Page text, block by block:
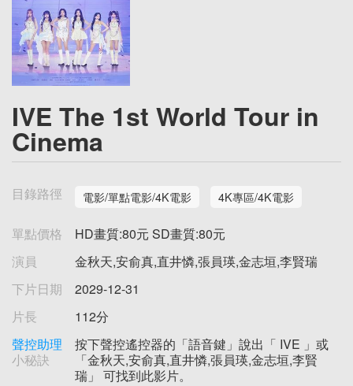
IVE The 1st World Tour in
Cinema
目錄路徑 電影/單點電影/4K電影 4K專區/4K電影
單點價格
HD畫質:80元 SD畫質:80元
演員
金秋天,安俞真,直井憐,張員瑛,金志垣,李賢瑞
下片日期
2029-12-31
片長
112分
聲控助理
小秘訣
按下聲控遙控器的「語音鍵」說出「 IVE 」或
「金秋天,安俞真,直井憐,張員瑛,金志垣,李賢
瑞」 可找到此影片。